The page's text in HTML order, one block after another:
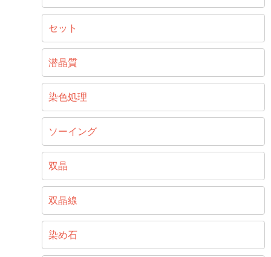
セット
潜晶質
染色処理
ソーイング
双晶
双晶線
染め石